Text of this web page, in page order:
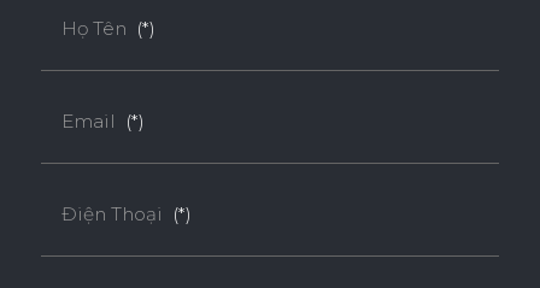
Họ Tên (*)
Email (*)
Điện Thoại (*)